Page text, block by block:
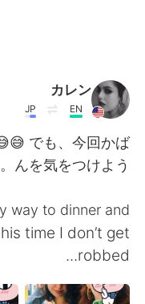
カレン
EN
JP
でも、今回かば
んを気をつけよう。。。
way to dinner and
time I don’t get
robbed...